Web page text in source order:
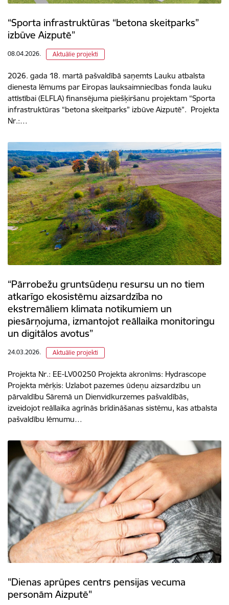
“Sporta infrastruktūras “betona skeitparks”
izbūve Aizputē”
08.04.2026. Aktuālie projekti
2026. gada 18. martā pašvaldībā saņemts Lauku atbalsta
dienesta lēmums par Eiropas lauksaimniecības fonda lauku
attīstībai (ELFLA) finansējuma piešķiršanu projektam “Sporta
infrastruktūras “betona skeitparks” izbūve Aizputē”. Projekta
Nr.:…
“Pārrobežu gruntsūdeņu resursu un no tiem
atkarīgo ekosistēmu aizsardzība no
ekstremāliem klimata notikumiem un
piesārņojuma, izmantojot reāllaika monitoringu
un digitālos avotus”
24.03.2026. Aktuālie projekti
Projekta Nr.: EE-LV00250 Projekta akronīms: Hydrascope
Projekta mērķis: Uzlabot pazemes ūdeņu aizsardzību un
pārvaldību Sāremā un Dienvidkurzemes pašvaldībās,
izveidojot reāllaika agrīnās brīdināšanas sistēmu, kas atbalsta
pašvaldību lēmumu…
"Dienas aprūpes centrs pensijas vecuma
personām Aizputē"